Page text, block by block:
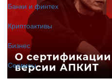
Банки и финтех
Криптоактивы
Бизнес
Сервисы